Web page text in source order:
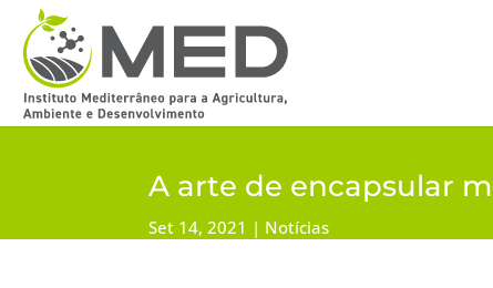
A arte de encapsular
Set 14, 2021 Notícias